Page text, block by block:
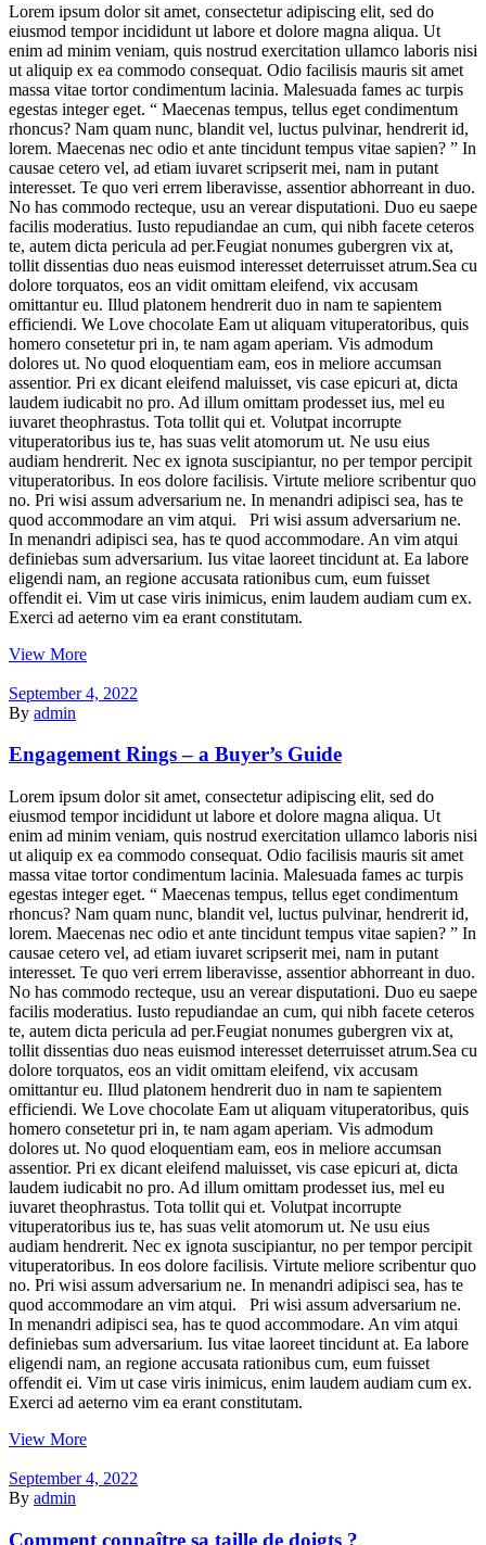
Lorem ipsum dolor sit amet, consectetur adipiscing elit, sed do
eiusmod tempor incididunt ut labore et dolore magna aliqua. Ut
enim ad minim veniam, quis nostrud exercitation ullamco laboris nisi
ut aliquip ex ea commodo consequat. Odio facilisis mauris sit amet
massa vitae tortor condimentum lacinia. Malesuada fames ac turpis
egestas integer eget. “ Maecenas tempus, tellus eget condimentum
rhoncus? Nam quam nunc, blandit vel, luctus pulvinar, hendrerit id,
lorem. Maecenas nec odio et ante tincidunt tempus vitae sapien? ” In
causae cetero vel, ad etiam iuvaret scripserit mei, nam in putant
interesset. Te quo veri errem liberavisse, assentior abhorreant in duo.
No has commodo recteque, usu an verear disputationi. Duo eu saepe
facilis moderatius. Iusto repudiandae an cum, qui nibh facete ceteros
te, autem dicta pericula ad per.Feugiat nonumes gubergren vix at,
tollit dissentias duo neas euismod interesset deterruisset atrum.Sea cu
dolore torquatos, eos an vidit omittam eleifend, vix accusam
omittantur eu. Illud platonem hendrerit duo in nam te sapientem
efficiendi. We Love chocolate Eam ut aliquam vituperatoribus, quis
homero consetetur pri in, te nam agam aperiam. Vis admodum
dolores ut. No quod eloquentiam eam, eos in meliore accumsan
assentior. Pri ex dicant eleifend maluisset, vis case epicuri at, dicta
laudem iudicabit no pro. Ad illum omittam prodesset ius, mel eu
iuvaret theophrastus. Tota tollit qui et. Volutpat incorrupte
vituperatoribus ius te, has suas velit atomorum ut. Ne usu eius
audiam hendrerit. Nec ex ignota suscipiantur, no per tempor percipit
vituperatoribus. In eos dolore facilisis. Virtute meliore scribentur quo
no. Pri wisi assum adversarium ne. In menandri adipisci sea, has te
quod accommodare an vim atqui. Pri wisi assum adversarium ne.
In menandri adipisci sea, has te quod accommodare. An vim atqui
definiebas sum adversarium. Ius vitae laoreet tincidunt at. Ea labore
eligendi nam, an regione accusata rationibus cum, eum fuisset
offendit ei. Vim ut case viris inimicus, enim laudem audiam cum ex.
Exerci ad aeterno vim ea erant constitutam.
View More
September 4, 2022
By admin
Engagement Rings – a Buyer’s Guide
Lorem ipsum dolor sit amet, consectetur adipiscing elit, sed do
eiusmod tempor incididunt ut labore et dolore magna aliqua. Ut
enim ad minim veniam, quis nostrud exercitation ullamco laboris nisi
ut aliquip ex ea commodo consequat. Odio facilisis mauris sit amet
massa vitae tortor condimentum lacinia. Malesuada fames ac turpis
egestas integer eget. “ Maecenas tempus, tellus eget condimentum
rhoncus? Nam quam nunc, blandit vel, luctus pulvinar, hendrerit id,
lorem. Maecenas nec odio et ante tincidunt tempus vitae sapien? ” In
causae cetero vel, ad etiam iuvaret scripserit mei, nam in putant
interesset. Te quo veri errem liberavisse, assentior abhorreant in duo.
No has commodo recteque, usu an verear disputationi. Duo eu saepe
facilis moderatius. Iusto repudiandae an cum, qui nibh facete ceteros
te, autem dicta pericula ad per.Feugiat nonumes gubergren vix at,
tollit dissentias duo neas euismod interesset deterruisset atrum.Sea cu
dolore torquatos, eos an vidit omittam eleifend, vix accusam
omittantur eu. Illud platonem hendrerit duo in nam te sapientem
efficiendi. We Love chocolate Eam ut aliquam vituperatoribus, quis
homero consetetur pri in, te nam agam aperiam. Vis admodum
dolores ut. No quod eloquentiam eam, eos in meliore accumsan
assentior. Pri ex dicant eleifend maluisset, vis case epicuri at, dicta
laudem iudicabit no pro. Ad illum omittam prodesset ius, mel eu
iuvaret theophrastus. Tota tollit qui et. Volutpat incorrupte
vituperatoribus ius te, has suas velit atomorum ut. Ne usu eius
audiam hendrerit. Nec ex ignota suscipiantur, no per tempor percipit
vituperatoribus. In eos dolore facilisis. Virtute meliore scribentur quo
no. Pri wisi assum adversarium ne. In menandri adipisci sea, has te
quod accommodare an vim atqui. Pri wisi assum adversarium ne.
In menandri adipisci sea, has te quod accommodare. An vim atqui
definiebas sum adversarium. Ius vitae laoreet tincidunt at. Ea labore
eligendi nam, an regione accusata rationibus cum, eum fuisset
offendit ei. Vim ut case viris inimicus, enim laudem audiam cum ex.
Exerci ad aeterno vim ea erant constitutam.
View More
September 4, 2022
By admin
Comment connaître sa taille de doigts ?